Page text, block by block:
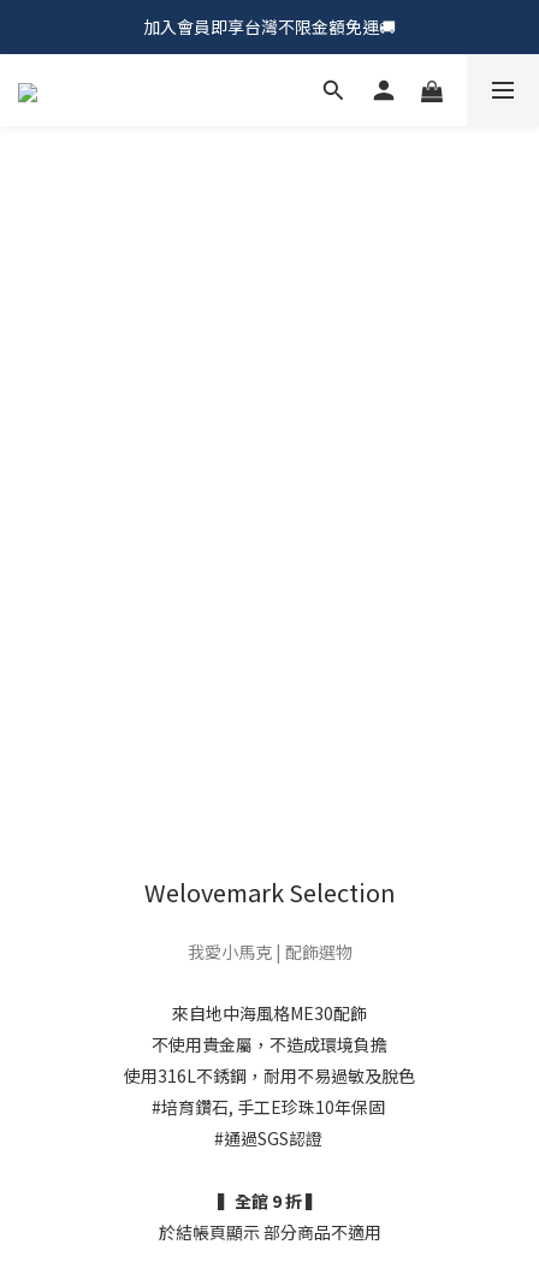
𝗖𝗵𝘂𝗠𝗘 𝗗𝗢𝗧｜新品上市𝟵𝟱折🍩
加入會員即享台灣不限金額免運🚚
𝗖𝗵𝘂𝗠𝗘 𝗗𝗢𝗧｜新品上市𝟵𝟱折🍩
Welovemark Selection
我愛小馬克 | 配飾選物
來自地中海風格ME30配飾
不使用貴金屬，不造成環境負擔
使用316L不銹鋼，耐用不易過敏及脫色
#培育鑽石, 手工E珍珠10年保固
#通過SGS認證
▍全館 9 折 ▍
於結帳頁顯示 部分商品不適用